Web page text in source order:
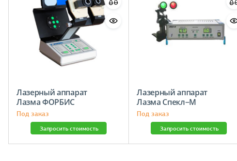
Лазерный аппарат
Лазма ФОРБИС
Под заказ
Запросить стоимость
Лазерный аппарат
Лазма Спекл−М
Под заказ
Запросить стоимость